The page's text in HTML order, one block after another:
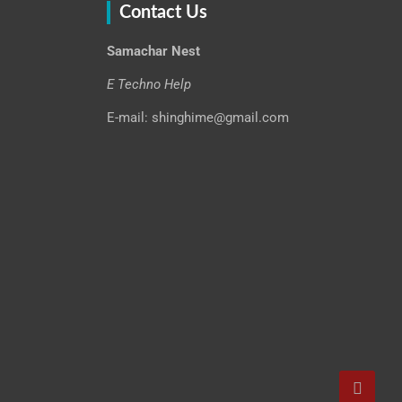
Contact Us
Samachar Nest
E Techno Help
E-mail: shinghime@gmail.com